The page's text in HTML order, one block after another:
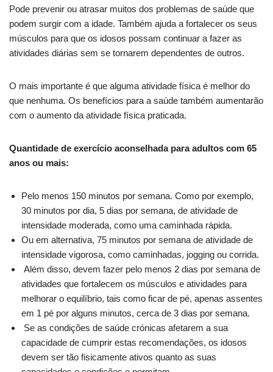
Pode prevenir ou atrasar muitos dos problemas de saúde que
podem surgir com a idade. Também ajuda a fortalecer os seus
músculos para que os idosos possam continuar a fazer as
atividades diárias sem se tornarem dependentes de outros.
O mais importante é que alguma atividade física é melhor do
que nenhuma. Os benefícios para a saúde também aumentarão
com o aumento da atividade física praticada.
Quantidade de exercício aconselhada para adultos com 65
anos ou mais:
Pelo menos 150 minutos por semana. Como por exemplo,
30 minutos por dia, 5 dias por semana, de atividade de
intensidade moderada, como uma caminhada rápida.
Ou em alternativa, 75 minutos por semana de atividade de
intensidade vigorosa, como caminhadas, jogging ou corrida.
Além disso, devem fazer pelo menos 2 dias por semana de
atividades que fortalecem os músculos e atividades para
melhorar o equilíbrio, tais como ficar de pé, apenas assentes
em 1 pé por alguns minutos, cerca de 3 dias por semana.
Se as condições de saúde crónicas afetarem a sua
capacidade de cumprir estas recomendações, os idosos
devem ser tão fisicamente ativos quanto as suas